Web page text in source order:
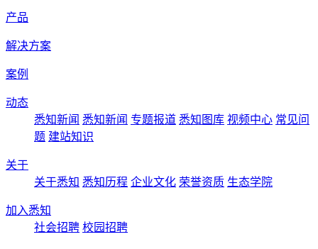
产品
解决方案
案例
动态
悉知新闻 悉知新闻 专题报道 悉知图库 视频中心 常见问
题 建站知识
关于
关于悉知 悉知历程 企业文化 荣誉资质 生态学院
加入悉知
社会招聘 校园招聘